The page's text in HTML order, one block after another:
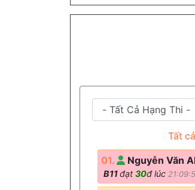
Tất
01. Nguyễn Văn
B11đạt30đ lúc